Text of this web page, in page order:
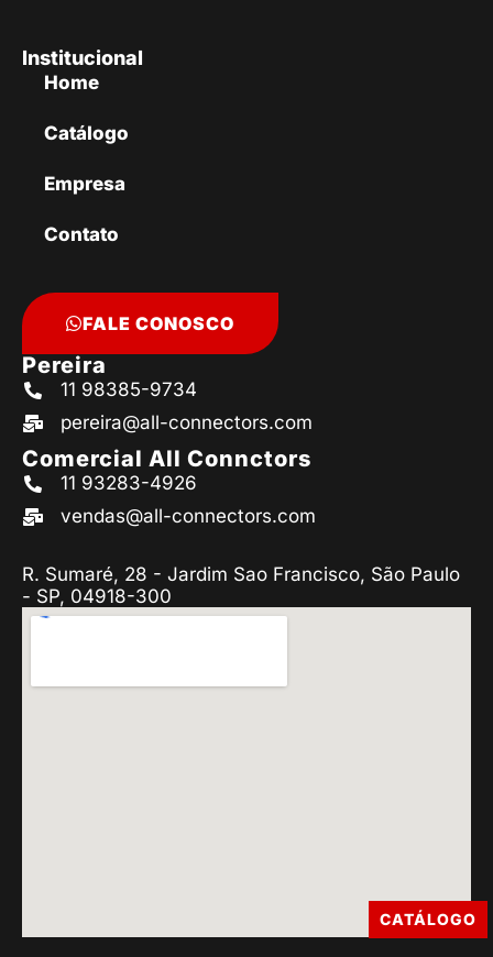
Institucional
Home
Catálogo
Empresa
Contato
FALE CONOSCO
Pereira
11 98385-9734
pereira@all-connectors.com
Comercial All Connctors
11 93283-4926
vendas@all-connectors.com
R. Sumaré, 28 - Jardim Sao Francisco, São Paulo
- SP, 04918-300
CATÁLOGO